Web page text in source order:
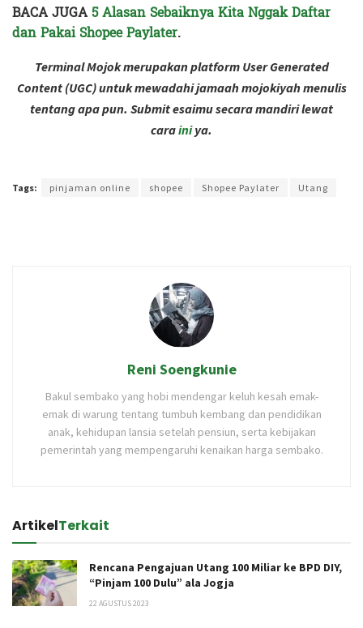
BACA JUGA5 Alasan Sebaiknya Kita Nggak Daftar
dan Pakai Shopee Paylater.
Terminal Mojok merupakan platform User Generated
Content (UGC) untuk mewadahi jamaah mojokiyah menulis
tentang apa pun. Submit esaimu secara mandiri lewat
carainiya.
Tags: pinjaman online shopee Shopee Paylater Utang
Reni Soengkunie
Bakul sembako yang hobi mendengar keluh kesah emak-
emak di warung tentang tumbuh kembang dan pendidikan
anak, kehidupan lansia setelah pensiun, serta kebijakan
pemerintah yang mempengaruhi kenaikan harga sembako.
ArtikelTerkait
Rencana Pengajuan Utang 100 Miliar ke BPD DIY,
“Pinjam 100 Dulu” ala Jogja
22 AGUSTUS 2023